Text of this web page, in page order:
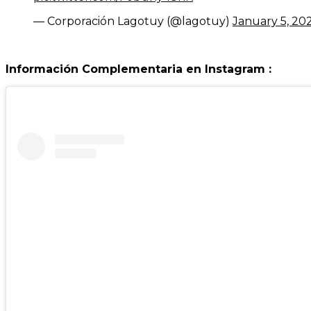
— Corporación Lagotuy (@lagotuy)January 5,
Información Complementaria en Instagram :